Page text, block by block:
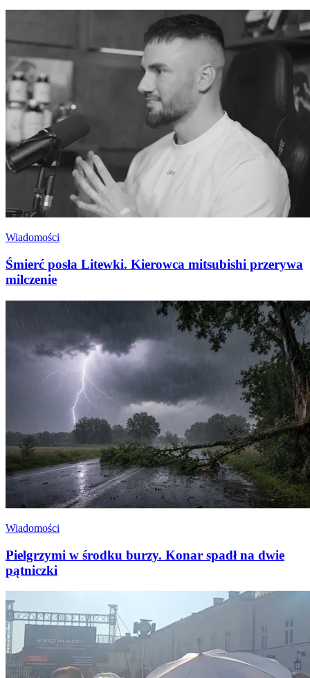
Wiadomości
Śmierć posła Litewki. Kierowca mitsubishi przerywa
milczenie
Wiadomości
Pielgrzymi w środku burzy. Konar spadł na dwie
pątniczki